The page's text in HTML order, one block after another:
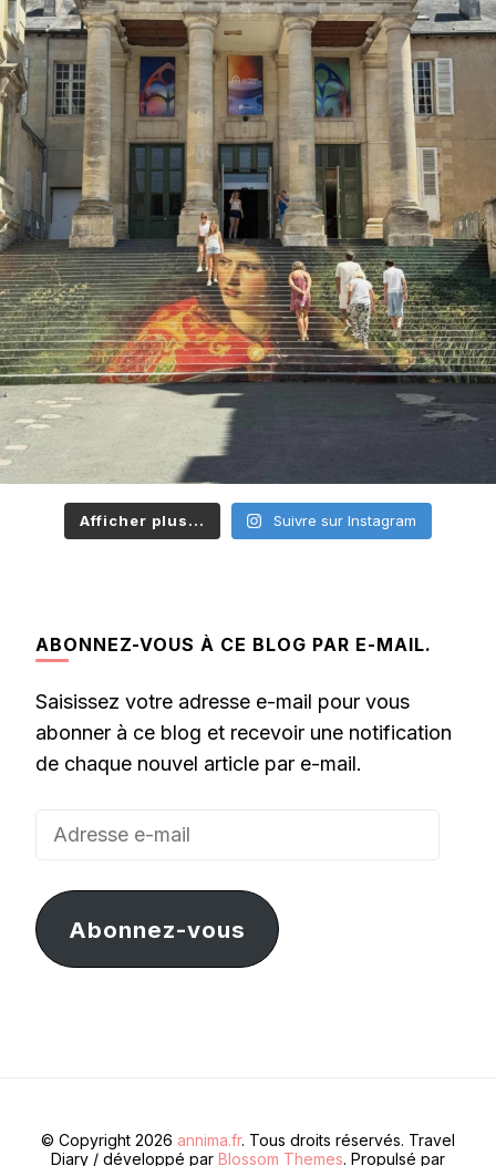
Afficher plus... Suivre sur Instagram
ABONNEZ-VOUS À CE BLOG PAR E-MAIL.
Saisissez votre adresse e-mail pour vous
abonner à ce blog et recevoir une notification
de chaque nouvel article par e-mail.
Adresse
mail
Abonnez-vous
© Copyright 2026 annima.fr. Tous droits réservés. Travel
Diary / développé par Blossom Themes. Propulsé par